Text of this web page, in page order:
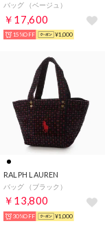
バッグ （ベージュ）
￥17,600
15%OFF ¥1,000
RALPH LAUREN
バッグ （ブラック）
￥13,800
30%OFF ¥1,000